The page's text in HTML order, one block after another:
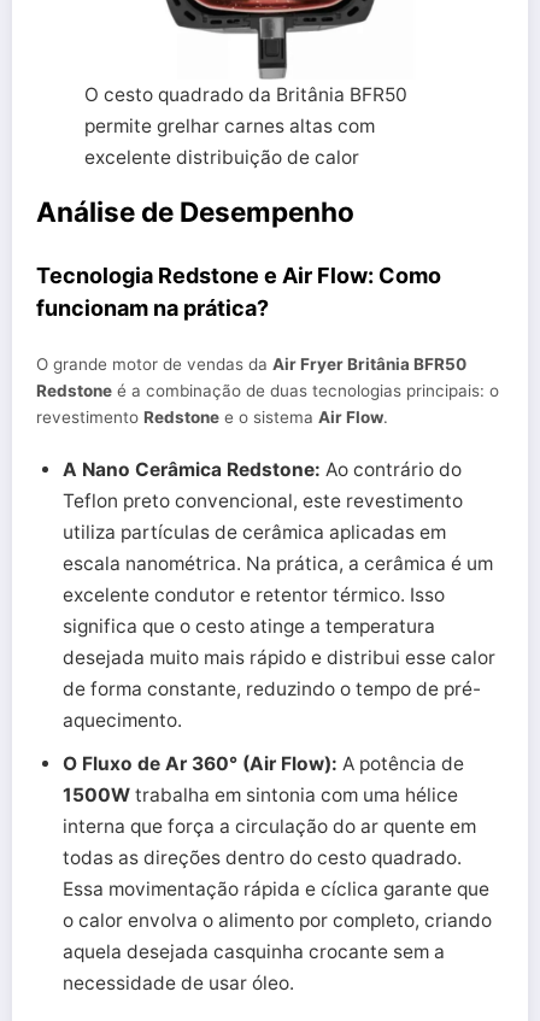
O cesto quadrado da Britânia BFR50
permite grelhar carnes altas com
excelente distribuição de calor
Análise de Desempenho
Tecnologia Redstone e Air Flow: Como
funcionam na prática?
O grande motor de vendas da Air Fryer Britânia BFR50
Redstone é a combinação de duas tecnologias principais: o
revestimento Redstone e o sistema Air Flow.
A Nano Cerâmica Redstone: Ao contrário do
Teflon preto convencional, este revestimento
utiliza partículas de cerâmica aplicadas em
escala nanométrica. Na prática, a cerâmica é um
excelente condutor e retentor térmico. Isso
significa que o cesto atinge a temperatura
desejada muito mais rápido e distribui esse calor
de forma constante, reduzindo o tempo de pré-
aquecimento.
O Fluxo de Ar 360° (Air Flow): A potência de
1500W trabalha em sintonia com uma hélice
interna que força a circulação do ar quente em
todas as direções dentro do cesto quadrado.
Essa movimentação rápida e cíclica garante que
o calor envolva o alimento por completo, criando
aquela desejada casquinha crocante sem a
necessidade de usar óleo.